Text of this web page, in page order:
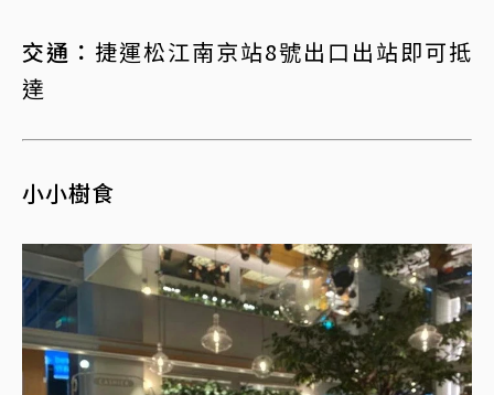
交通： 捷運松江南京站8號出口出站即可抵
達
小小樹食